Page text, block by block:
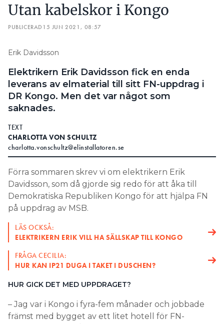
Utan kabelskor i Kongo
PUBLICERAD 15 JUN 2021, 08:57
Erik Davidsson
Elektrikern Erik Davidsson fick en enda
leverans av elmaterial till sitt FN-uppdrag i
DR Kongo. Men det var något som
saknades.
TEXT
CHARLOTTA VON SCHULTZ
charlotta.vonschultz@elinstallatoren.se
Förra sommaren skrev vi om elektrikern Erik
Davidsson, som då gjorde sig redo för att åka till
Demokratiska Republiken Kongo för att hjälpa FN
på uppdrag av MSB.
LÄS OCKSÅ:
ELEKTRIKERN ERIK VILL HA SÄLLSKAP TILL KONGO
FRÅGA CECILIA:
HUR KAN IP21 DUGA I TAKET I DUSCHEN?
HUR GICK DET MED UPPDRAGET?
– Jag var i Kongo i fyra-fem månader och jobbade
främst med bygget av ett litet hotell för FN-